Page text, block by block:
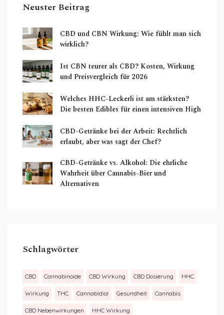
Neuster Beitrag
CBD und CBN Wirkung: Wie fühlt man sich
wirklich?
Ist CBN teurer als CBD? Kosten, Wirkung
und Preisvergleich für 2026
Welches HHC-Leckerli ist am stärksten?
Die besten Edibles für einen intensiven High
CBD-Getränke bei der Arbeit: Rechtlich
erlaubt, aber was sagt der Chef?
CBD-Getränke vs. Alkohol: Die ehrliche
Wahrheit über Cannabis-Bier und
Alternativen
Schlagwörter
CBD Cannabinoide CBD Wirkung CBD Dosierung HHC
Wirkung THC Cannabidiol Gesundheit Cannabis
CBD Nebenwirkungen HHC Wirkung